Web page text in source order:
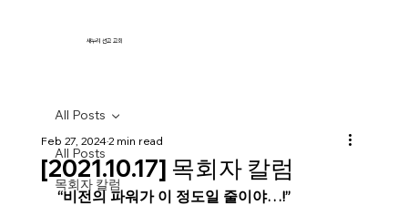
새누리 선교 교회
All Posts
목회자 칼럼
All Posts
[2021.10.17] 목회자 칼럼
Feb 27, 20242 min read
“비전의 파워가 이 정도일 줄이야…!”